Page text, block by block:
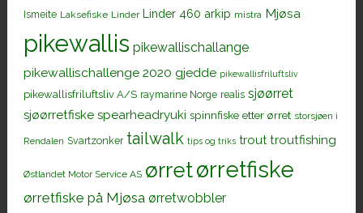
Ismeite Laksefiske Linder Linder 460 arkip mistra Mjøsa
pikewallis pikewallischallange
pikewallischallenge 2020 gjedde pikewallisfriluftsliv
pikewallisfriluftsliv A/S raymarine Norge realis sjøørret
sjøørretfiske spearheadryuki spinnfiske etter ørret storsjøen i
Rendalen Svartzonker tailwalk tips og triks trout troutfishing
Østlandet Motor Service AS ørretørretfiske
ørretfiske på Mjøsa ørretwobbler